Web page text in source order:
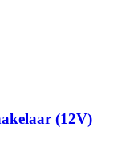
(12V)